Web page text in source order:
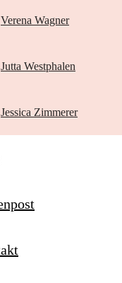
Verena Wagner
Jutta Westphalen
Jessica Zimmerer